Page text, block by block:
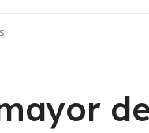
Crest Don Juan